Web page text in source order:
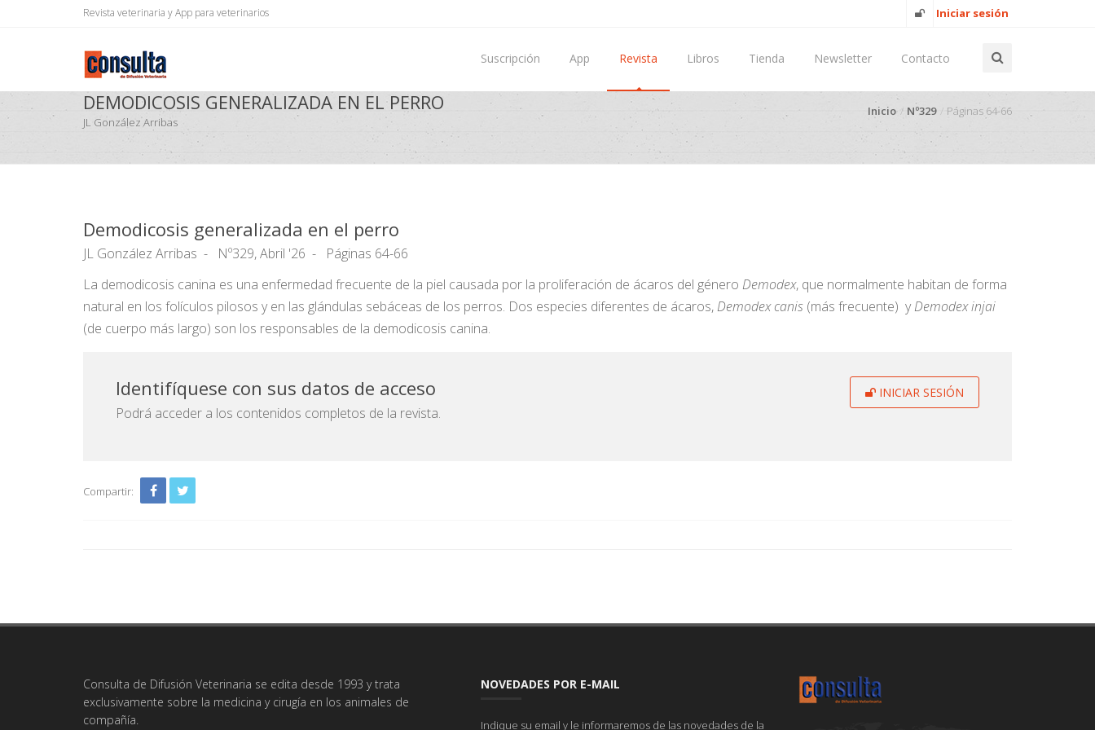
Revista veterinaria y App para veterinarios Iniciar sesión
Suscripción App Revista Libros Tienda Newsletter Contacto
DEMODICOSIS GENERALIZADA EN EL PERRO
JL González Arribas
Inicio Nº329 Páginas 64-66
Demodicosis generalizada en el perro
JL González Arribas Nº329, Abril '26
Páginas 64-66
La demodicosis canina es una enfermedad frecuente de la piel causada por la proliferación de ácaros del género Demodex, que normalmente habitan de forma
natural en los folículos pilosos y en las glándulas sebáceas de los perros. Dos especies diferentes de ácaros, Demodex canis (más frecuente) yDemodex injai
(de cuerpo más largo) son los responsables de la demodicosis canina.
INICIAR SESIÓN
Identifíquese con sus datos de acceso
Podrá acceder a los contenidos completos de la revista.
Compartir:
Consulta de Difusión Veterinaria se edita desde 1993 y trata
exclusivamente sobre la medicina y cirugía en los animales de
compañía.
NOVEDADES POR E-MAIL
Indique su email y le informaremos de las novedades de la